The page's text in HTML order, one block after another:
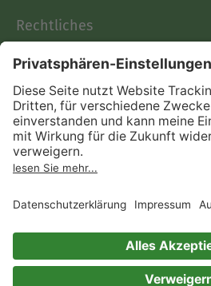
Rechtliches
AGB
Informationen nach Data
Act
Verträge hier kündigen
Impressum
Immer ein